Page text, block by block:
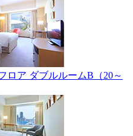
ロア ダブルルームB（20～